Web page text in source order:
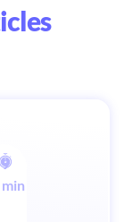
9
min